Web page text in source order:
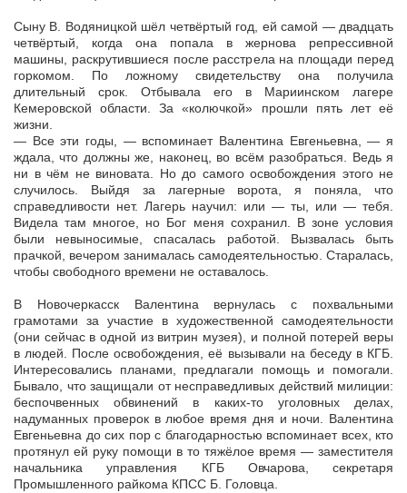
Сыну В. Водяницкой шёл четвёртый год, ей самой — двадцать
четвёртый, когда она попала в жернова репрессивной
машины, раскрутившиеся после расстрела на площади перед
горкомом. По ложному свидетельству она получила
длительный срок. Отбывала его в Мариинском лагере
Кемеровской области. За «колючкой» прошли пять лет её
жизни.
— Все эти годы, — вспоминает Валентина Евгеньевна, — я
ждала, что должны же, наконец, во всём разобраться. Ведь я
ни в чём не виновата. Но до самого освобождения этого не
случилось. Выйдя за лагерные ворота, я поняла, что
справедливости нет. Лагерь научил: или — ты, или — тебя.
Видела там многое, но Бог меня сохранил. В зоне условия
были невыносимые, спасалась работой. Вызвалась быть
прачкой, вечером занималась самодеятельностью. Старалась,
чтобы свободного времени не оставалось.
В Новочеркасск Валентина вернулась с похвальными
грамотами за участие в художественной самодеятельности
(они сейчас в одной из витрин музея), и полной потерей веры
в людей. После освобождения, её вызывали на беседу в КГБ.
Интересовались планами, предлагали помощь и помогали.
Бывало, что защищали от несправедливых действий милиции:
беспочвенных обвинений в каких-то уголовных делах,
надуманных проверок в любое время дня и ночи. Валентина
Евгеньевна до сих пор с благодарностью вспоминает всех, кто
протянул ей руку помощи в то тяжёлое время — заместителя
начальника управления КГБ Овчарова, секретаря
Промышленного райкома КПСС Б. Головца.